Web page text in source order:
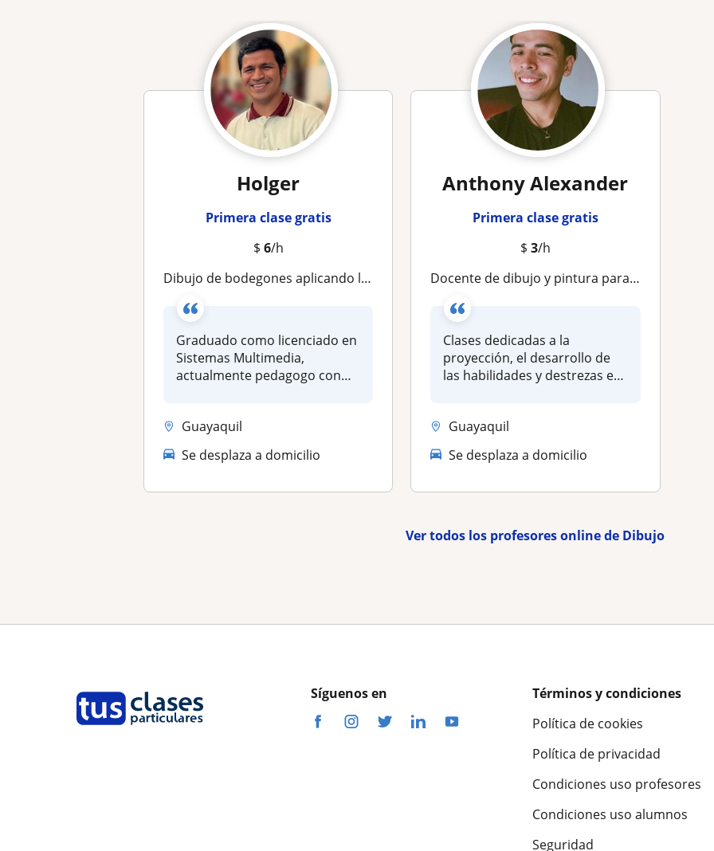
Holger
Primera clase gratis
$ 6/h
Dibujo de bodegones aplicando lápiz grafito, sepia o sanguina
Graduado como licenciado en
Sistemas Multimedia,
actualmente pedagogo con
Guayaquil
Se desplaza a domicilio
Anthony Alexander
Primera clase gratis
$ 3/h
Docente de dibujo y pintura para jovenes y niños desde 7 años
Clases dedicadas a la
proyección, el desarrollo de
las habilidades y destrezas en
Guayaquil
Se desplaza a domicilio
Ver todos los profesores online de Dibujo
Síguenos en
Términos y condiciones
Política de cookies
Política de privacidad
Condiciones uso profesores
Condiciones uso alumnos
Seguridad